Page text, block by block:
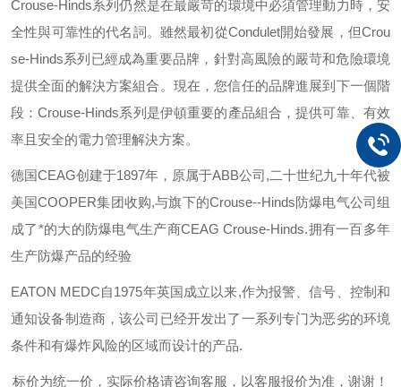
Crouse-Hinds系列仍然是在最嚴苛的環境中必須管理動力時，安
全性與可靠性的代名詞。雖然最初從Condulet開始發展，但Crou
se-Hinds系列已經成為重要品牌，針對高風險的嚴苛和危險環境
提供全面的解決方案組合。現在，您信任的品牌進展到下一個階
段：Crouse-Hinds系列是伊頓重要的產品組合，提供可靠、有效
率且安全的電力管理解決方案。
德国CEAG创建于1897年，原属于ABB公司,二十世纪九十年代被
美国COOPER集团收购,与旗下的Crouse--Hinds防爆电气公司组
成了*的大的防爆电气生产商CEAG Crouse-Hinds.拥有一百多年
生产防爆产品的经验
EATON MEDC自1975年英国成立以来,作为报警、信号、控制和
通知设备制造商，该公司已经开发出了一系列专门为恶劣的环境
条件和有爆炸风险的区域而设计的产品.
标价为统一价，实际价格请咨询客服，以客服报价为准，谢谢！